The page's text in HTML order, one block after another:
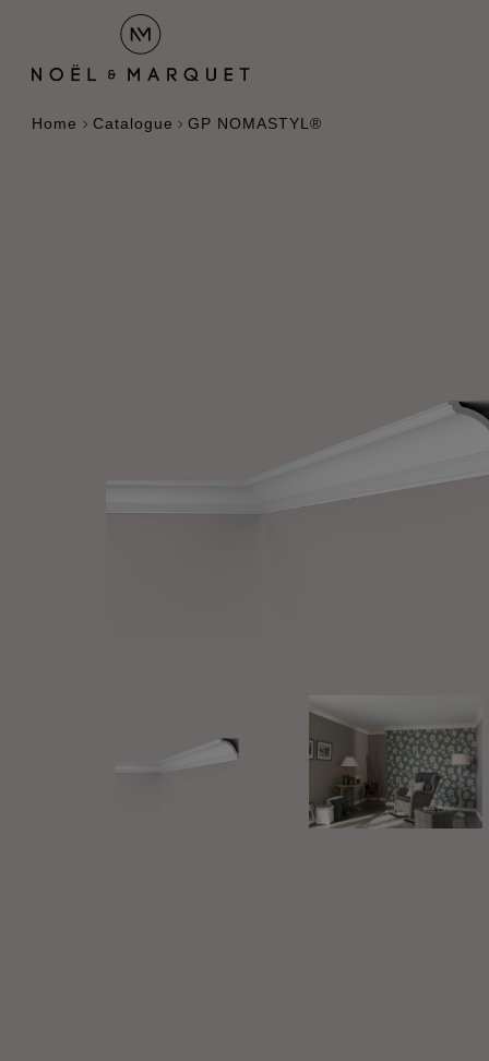
Home Catalogue GP NOMASTYL®